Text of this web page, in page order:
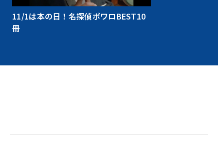
11/1は本の日！名探偵ポワロBEST10
冊